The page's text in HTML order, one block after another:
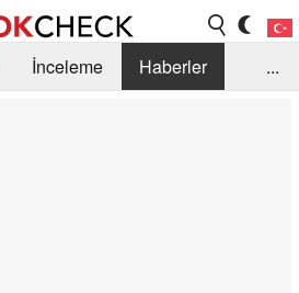
İnceleme
Haberler
...